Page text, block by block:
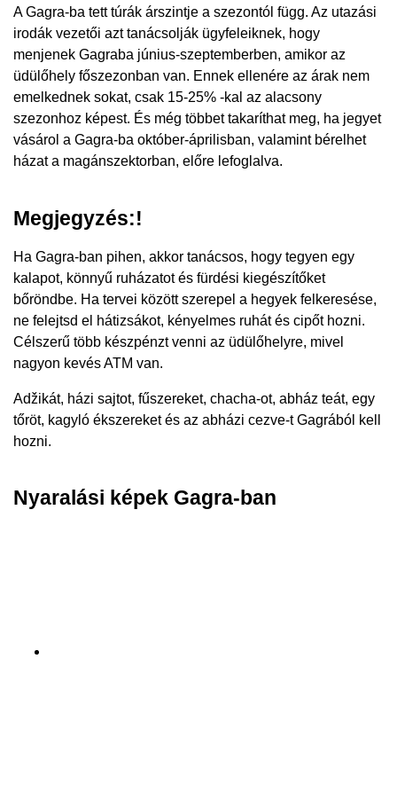
A Gagra-ba tett túrák árszintje a szezontól függ. Az utazási
irodák vezetői azt tanácsolják ügyfeleiknek, hogy
menjenek Gagraba június-szeptemberben, amikor az
üdülőhely főszezonban van. Ennek ellenére az árak nem
emelkednek sokat, csak 15-25% -kal az alacsony
szezonhoz képest. És még többet takaríthat meg, ha jegyet
vásárol a Gagra-ba október-áprilisban, valamint bérelhet
házat a magánszektorban, előre lefoglalva.
Megjegyzés:!
Ha Gagra-ban pihen, akkor tanácsos, hogy tegyen egy
kalapot, könnyű ruházatot és fürdési kiegészítőket
bőröndbe. Ha tervei között szerepel a hegyek felkeresése,
ne felejtsd el hátizsákot, kényelmes ruhát és cipőt hozni.
Célszerű több készpénzt venni az üdülőhelyre, mivel
nagyon kevés ATM van.
Adžikát, házi sajtot, fűszereket, chacha-ot, abház teát, egy
tőröt, kagyló ékszereket és az abházi cezve-t Gagrából kell
hozni.
Nyaralási képek Gagra-ban